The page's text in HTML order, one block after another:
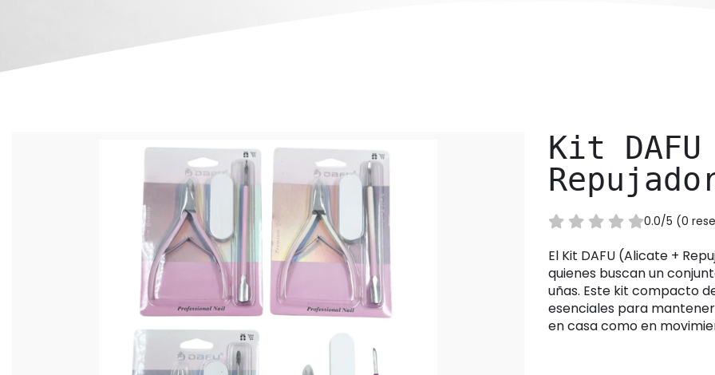
Kit
0.0/5 (0
El Kit DAFU (Alicate + Repujador + Mini Lima) es la solución perfecta para
quienes buscan un
uñas. Este kit compacto
esenciales para
en casa como en